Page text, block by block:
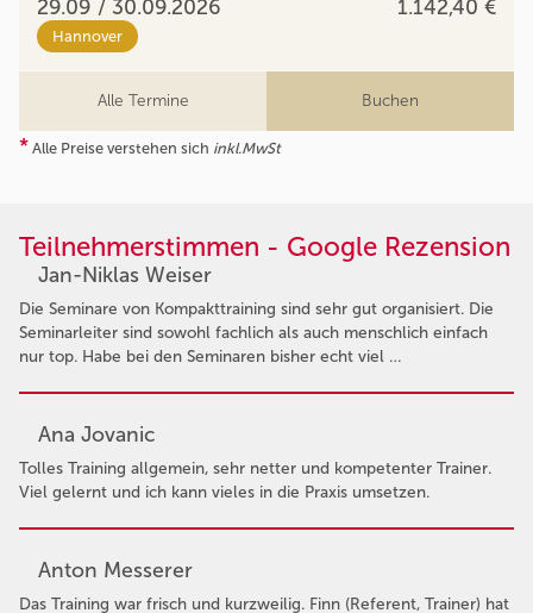
29.09 / 30.09.2026 1.142,40 €
Hannover
Alle Termine Buchen
* Alle Preise verstehen sich inkl.MwSt
Teilnehmerstimmen - Google Rezension
Jan-Niklas Weiser
Die Seminare von Kompakttraining sind sehr gut organisiert. Die
Seminarleiter sind sowohl fachlich als auch menschlich einfach
nur top. Habe bei den Seminaren bisher echt viel …
Ana Jovanic
Tolles Training allgemein, sehr netter und kompetenter Trainer.
Viel gelernt und ich kann vieles in die Praxis umsetzen.
Anton Messerer
Das Training war frisch und kurzweilig. Finn (Referent, Trainer) hat